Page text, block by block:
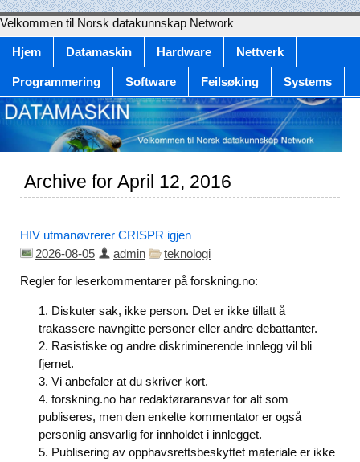
Velkommen til Norsk datakunnskap Network
Hjem Datamaskin Hardware Nettverk
Programmering Software Feilsøking Systems
Archive for April 12, 2016
HIV utmanøvrerer CRISPR igjen
2026-08-05
admin
teknologi
Regler for leserkommentarer på forskning.no:
Diskuter sak, ikke person. Det er ikke tillatt å
trakassere navngitte personer eller andre debattanter.
Rasistiske og andre diskriminerende innlegg vil bli
fjernet.
Vi anbefaler at du skriver kort.
forskning.no har redaktøraransvar for alt som
publiseres, men den enkelte kommentator er også
personlig ansvarlig for innholdet i innlegget.
Publisering av opphavsrettsbeskyttet materiale er ikke